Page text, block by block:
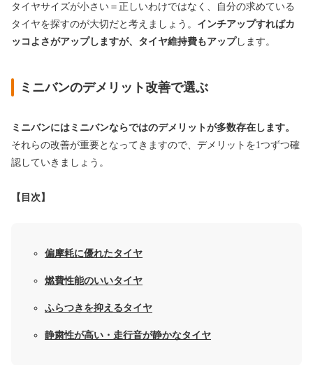
タイヤサイズが小さい＝正しいわけではなく、自分の求めている
タイヤを探すのが大切だと考えましょう。 インチアップすればカ
ッコよさがアップしますが、タイヤ維持費もアップします。
ミニバンのデメリット改善で選ぶ
ミニバンにはミニバンならではのデメリットが多数存在します。
それらの改善が重要となってきますので、デメリットを1つずつ確
認していきましょう。
【目次】
偏摩耗に優れたタイヤ
燃費性能のいいタイヤ
ふらつきを抑えるタイヤ
静粛性が高い・走行音が静かなタイヤ